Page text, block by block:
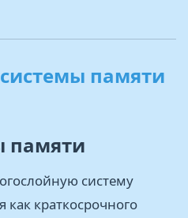
памяти
памяти
систему
как краткосрочного